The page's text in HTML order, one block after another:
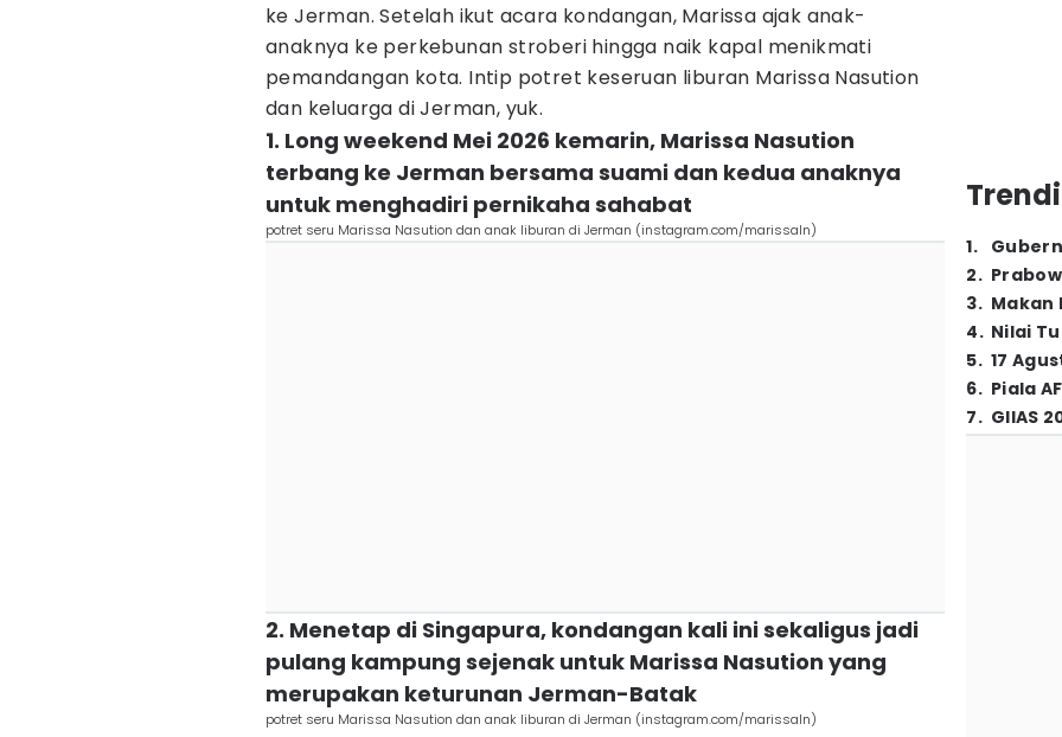
ke Jerman. Setelah ikut acara kondangan, Marissa ajak anak-
anaknya ke perkebunan stroberi hingga naik kapal menikmati
pemandangan kota. Intip potret keseruan liburan Marissa Nasution
dan keluarga di Jerman, yuk.
1. Long weekend Mei 2026 kemarin, Marissa Nasution
terbang ke Jerman bersama suami dan kedua anaknya
untuk menghadiri pernikaha sahabat
potret seru Marissa Nasution dan anak liburan di Jerman (instagram.com/marissaln)
2. Menetap di Singapura, kondangan kali ini sekaligus jadi
pulang kampung sejenak untuk Marissa Nasution yang
merupakan keturunan Jerman-Batak
potret seru Marissa Nasution dan anak liburan di Jerman (instagram.com/marissaln)
1.
2.
3. Makan
4. Nilai
5. 17
6. Piala
7. GIIAS